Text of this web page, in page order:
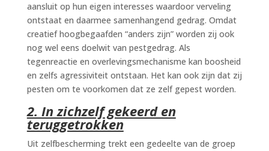
aansluit op hun eigen interesses waardoor verveling
ontstaat en daarmee samenhangend gedrag. Omdat
creatief hoogbegaafden “anders zijn” worden zij ook
nog wel eens doelwit van pestgedrag. Als
tegenreactie en overlevingsmechanisme kan boosheid
en zelfs agressiviteit ontstaan. Het kan ook zijn dat zij
pesten om te voorkomen dat ze zelf gepest worden.
2. In zichzelf gekeerd en
teruggetrokken
Uit zelfbescherming trekt een gedeelte van de groep